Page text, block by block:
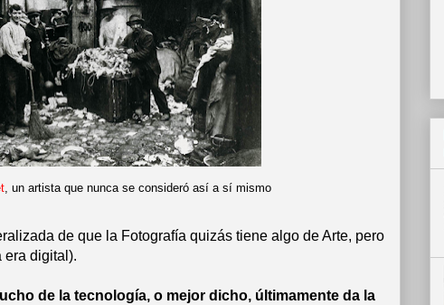
, un artista que nunca se consideró así a sí mismo
de que la Fotografía quizás tiene algo de Arte, pero
era digital).
de la tecnología, o mejor dicho, últimamente da la